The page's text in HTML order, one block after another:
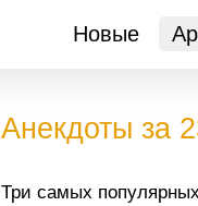
Новые
Анекдоты за
Три самых